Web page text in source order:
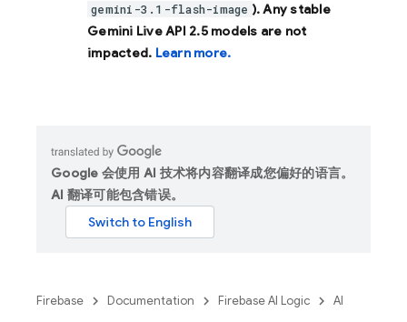
gemini-3.1-flash-image ). Any stable
Gemini Live API 2.5 models are not
impacted. Learn more.
Google 会使用 AI 技术将内容翻译成您偏好的语言。
AI 翻译可能包含错误。
Firebase Documentation Firebase AI Logic AI